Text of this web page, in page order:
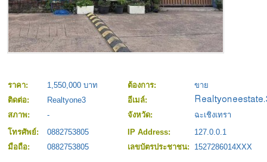
ราคา: 1,550,000 บาท ต้องการ:
ขาย
ติดต่อ:
Realtyone3
อีเมล์:
สภาพ:
- จังหวัด:
ฉะเชิงเทรา
โทรศัพย์:
0882753805 IP Address:
127.0.0.1
มือถือ:
0882753805 เลขบัตรประชาชน: 1527286014XXX